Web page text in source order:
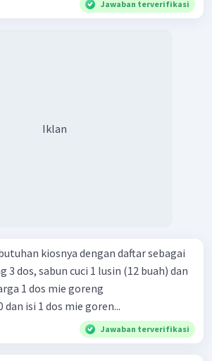
Jawaban terverifikasi
Iklan
kiosnya dengan daftar sebagai
dan isi 1 dos mie goren...
Jawaban terverifikasi